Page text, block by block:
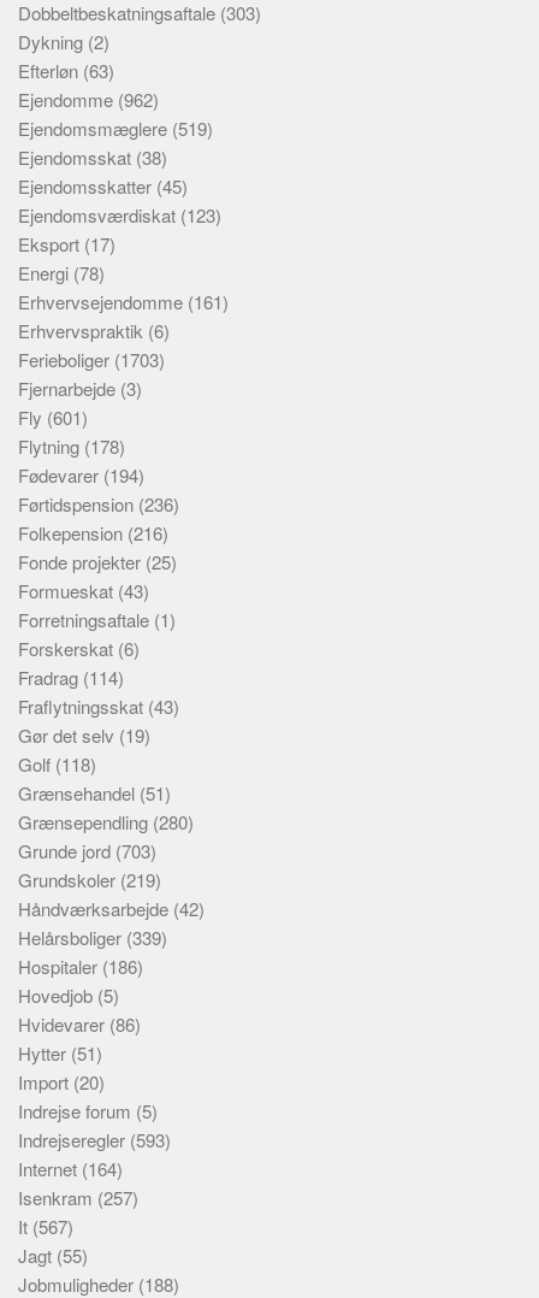
Dobbeltbeskatningsaftale (303)
Dykning (2)
Efterløn (63)
Ejendomme (962)
Ejendomsmæglere (519)
Ejendomsskat (38)
Ejendomsskatter (45)
Ejendomsværdiskat (123)
Eksport (17)
Energi (78)
Erhvervsejendomme (161)
Erhvervspraktik (6)
Ferieboliger (1703)
Fjernarbejde (3)
Fly (601)
Flytning (178)
Fødevarer (194)
Førtidspension (236)
Folkepension (216)
Fonde projekter (25)
Formueskat (43)
Forretningsaftale (1)
Forskerskat (6)
Fradrag (114)
Fraflytningsskat (43)
Gør det selv (19)
Golf (118)
Grænsehandel (51)
Grænsependling (280)
Grunde jord (703)
Grundskoler (219)
Håndværksarbejde (42)
Helårsboliger (339)
Hospitaler (186)
Hovedjob (5)
Hvidevarer (86)
Hytter (51)
Import (20)
Indrejse forum (5)
Indrejseregler (593)
Internet (164)
Isenkram (257)
It (567)
Jagt (55)
Jobmuligheder (188)